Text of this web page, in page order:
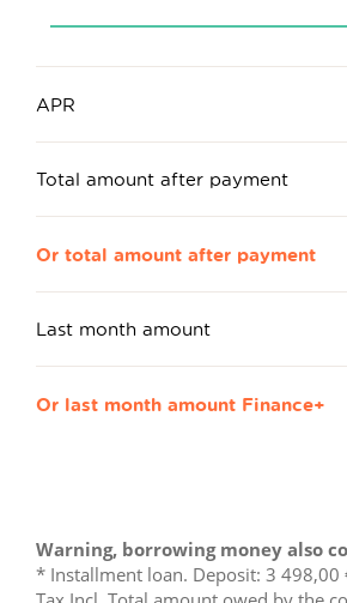
APR
Total amount after payment
Or total amount after payment
Last month amount
Or last month amount Finance+
Warning, borrowing money also
* Installment loan. Deposit: 3 498,00